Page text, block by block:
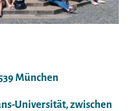
München
Universität, zwischen